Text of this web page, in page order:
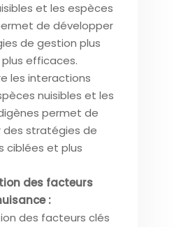
et les espèces
de développer
de gestion plus
efficaces.
les interactions
nuisibles et les
permet de
des stratégies de
ciblées et plus
des facteurs
:
des facteurs clés